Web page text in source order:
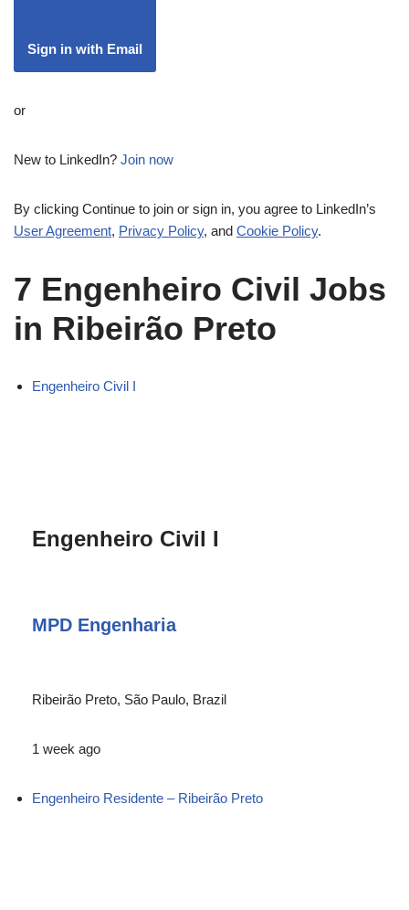
Sign in with Email
or
New to LinkedIn? Join now
By clicking Continue to join or sign in, you agree to LinkedIn’s
User Agreement, Privacy Policy, and Cookie Policy.
7 Engenheiro Civil Jobs
in Ribeirão Preto
Engenheiro Civil I
Engenheiro Civil I
MPD Engenharia
Ribeirão Preto, São Paulo, Brazil
1 week ago
Engenheiro Residente – Ribeirão Preto